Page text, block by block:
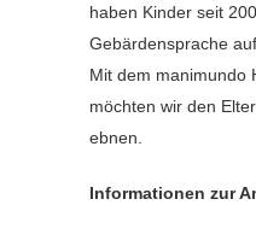
haben Kinder seit
Gebärdensprache
Mit dem manimundo
möchten wir den
ebnen.
Informationen zur